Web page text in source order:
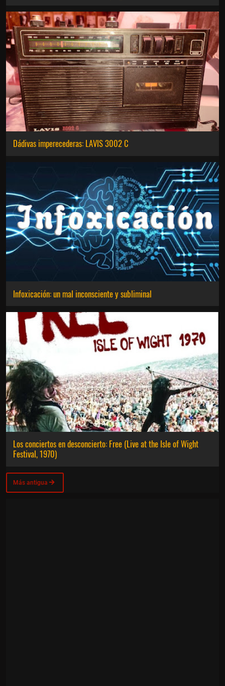
Dádivas imperecederas: LAVIS 3002 C
Infoxicación: un mal inconsciente y subliminal
Los conciertos en desconcierto: Free (Live at the Isle of Wight
Festival, 1970)
Más antigua